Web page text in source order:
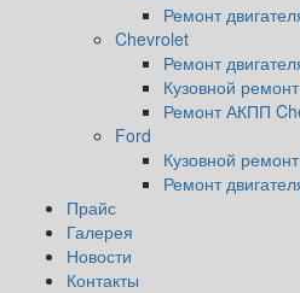
Ремонт
Chevrolet
Ремонт
Кузовной
Ремонт АКПП
Ford
Кузовной
Ремонт
Прайс
Галерея
Новости
Контакты